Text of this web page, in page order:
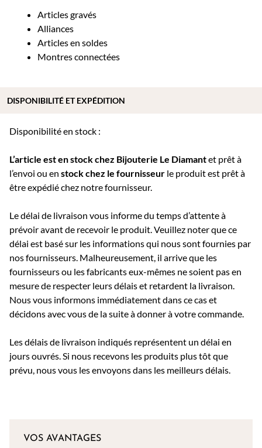
Articles gravés
Alliances
Articles en soldes
Montres connectées
Disponibilité en stock :
L’article est en stock chez Bijouterie Le Diamantet prêt à
l’envoi ou en stock chez le fournisseur le produit est prêt à
être expédié chez notre fournisseur.
Le délai de livraison vous informe du temps d’attente à
prévoir avant de recevoir le produit. Veuillez noter que ce
délai est basé sur les informations qui nous sont fournies par
nos fournisseurs. Malheureusement, il arrive que les
fournisseurs ou les fabricants eux-mêmes ne soient pas en
mesure de respecter leurs délais et retardent la livraison.
Nous vous informons immédiatement dans ce cas et
décidons avec vous de la suite à donner à votre commande.
Les délais de livraison indiqués représentent un délai en
jours ouvrés. Si nous recevons les produits plus tôt que
prévu, nous vous les envoyons dans les meilleurs délais.
DISPONIBILITÉ ET EXPÉDITION
VOS AVANTAGES